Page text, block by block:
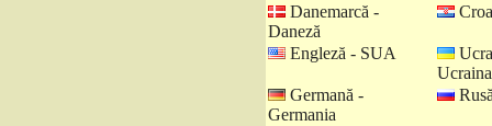
Danemarcă -
Daneză
Engleză - SUA
Ucraina
Germană -
Germania